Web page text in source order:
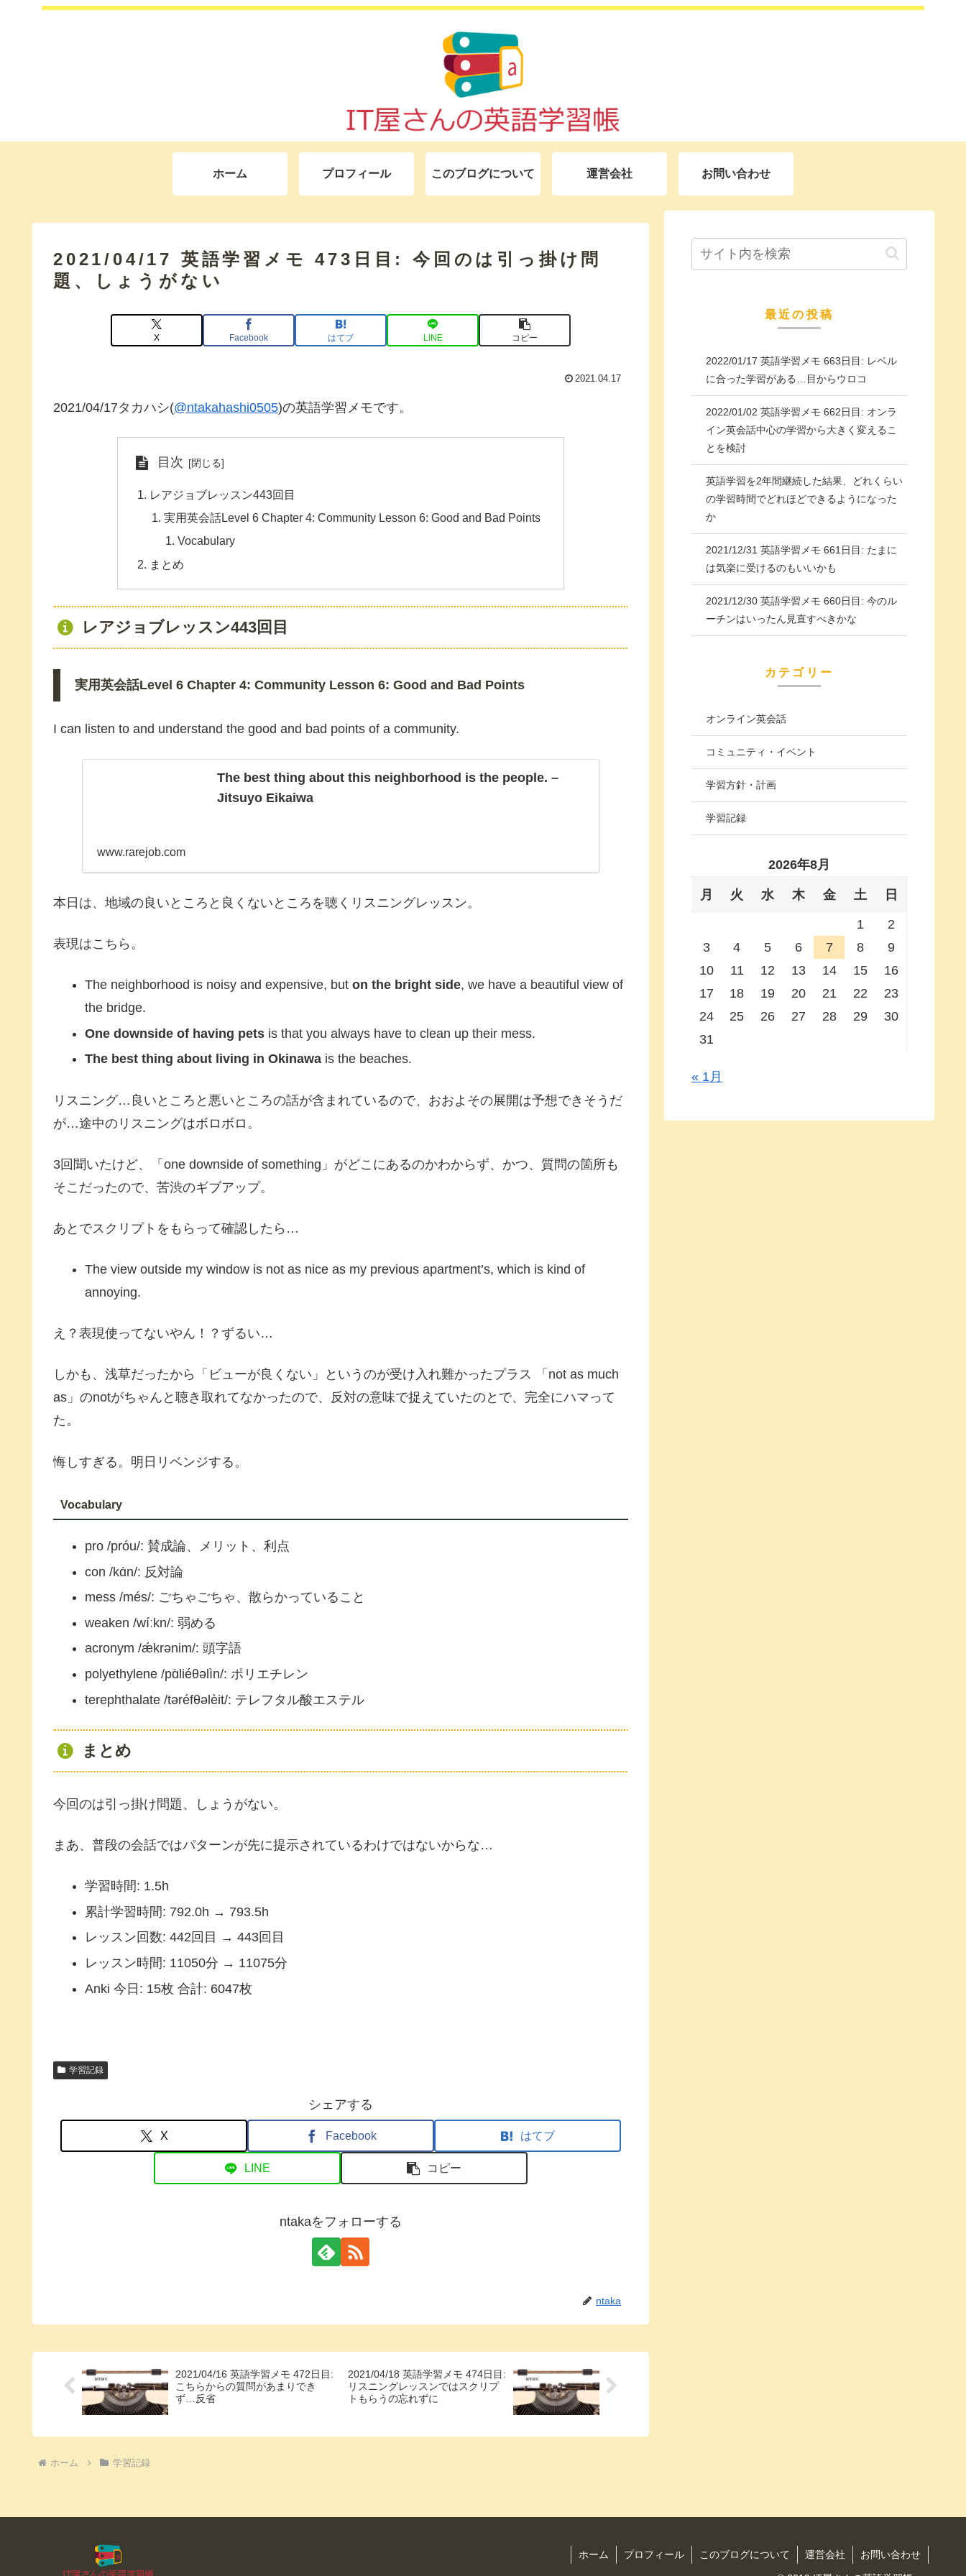
ホーム プロフィール このブログについて 運営会社 お問い合わせ
2021/04/17 英語学習メモ 473日目: 今回のは引っ掛け問
題、しょうがない
X Facebook はてブ LINE コピー
2021.04.17
2021/04/17タカハシ(@ntakahashi0505)の英語学習メモです。
目次
レアジョブレッスン443回目
実用英会話Level 6 Chapter 4: Community Lesson 6: Good and Bad Points
Vocabulary
まとめ
レアジョブレッスン443回目
実用英会話Level 6 Chapter 4: Community Lesson 6: Good and Bad Points
I can listen to and understand the good and bad points of a community.
The best thing about this neighborhood is the people. –
Jitsuyo Eikaiwa
www.rarejob.com
本日は、地域の良いところと良くないところを聴くリスニングレッスン。
表現はこちら。
The neighborhood is noisy and expensive, but on the bright side, we have a beautiful view of
the bridge.
One downside of having petsis that you always have to clean up their mess.
The best thing about living in Okinawais the beaches.
リスニング…良いところと悪いところの話が含まれているので、おおよその展開は予想できそうだ
が…途中のリスニングはボロボロ。
3回聞いたけど、「one downside of something」がどこにあるのかわからず、かつ、質問の箇所も
そこだったので、苦渋のギブアップ。
あとでスクリプトをもらって確認したら…
The view outside my window is not as nice as my previous apartment’s, which is kind of
annoying.
え？表現使ってないやん！？ずるい…
しかも、浅草だったから「ビューが良くない」というのが受け入れ難かったプラス 「not as much
as」のnotがちゃんと聴き取れてなかったので、反対の意味で捉えていたのとで、完全にハマって
た。
悔しすぎる。明日リベンジする。
Vocabulary
pro /próu/: 賛成論、メリット、利点
con /kɑ́n/: 反対論
mess /més/: ごちゃごちゃ、散らかっていること
weaken /wíːkn/: 弱める
acronym /ǽkrənim/: 頭字語
polyethylene /pɑ̀liéθəlìn/: ポリエチレン
terephthalate /təréfθəlèit/: テレフタル酸エステル
まとめ
今回のは引っ掛け問題、しょうがない。
まあ、普段の会話ではパターンが先に提示されているわけではないからな…
学習時間: 1.5h
累計学習時間: 792.0h → 793.5h
レッスン回数: 442回目 → 443回目
レッスン時間: 11050分 → 11075分
Anki 今日: 15枚 合計: 6047枚
学習記録
シェアする
X Facebook はてブ
LINE コピー
ntakaをフォローする
ntaka
2021/04/16 英語学習メモ 472日目:
こちらからの質問があまりでき
ず…反省
2021/04/18 英語学習メモ 474日目:
リスニングレッスンではスクリプ
トもらうの忘れずに
ホーム 学習記録
最近の投稿
2022/01/17 英語学習メモ 663日目: レベル
に合った学習がある…目からウロコ
2022/01/02 英語学習メモ 662日目: オンラ
イン英会話中心の学習から大きく変えるこ
とを検討
英語学習を2年間継続した結果、どれくらい
の学習時間でどれほどできるようになった
か
2021/12/31 英語学習メモ 661日目: たまに
は気楽に受けるのもいいかも
2021/12/30 英語学習メモ 660日目: 今のル
ーチンはいったん見直すべきかな
カテゴリー
オンライン英会話
コミュニティ・イベント
学習方針・計画
学習記録
2026年8月
月 火 水 木 金 土 日
1
2
3
4 5 6 7 8
9
10
11 12 13 14 15
16
17
18 19 20 21 22
23
24
25 26 27 28 29
30
31
« 1月
ホーム プロフィール このブログについて 運営会社 お問い合わせ